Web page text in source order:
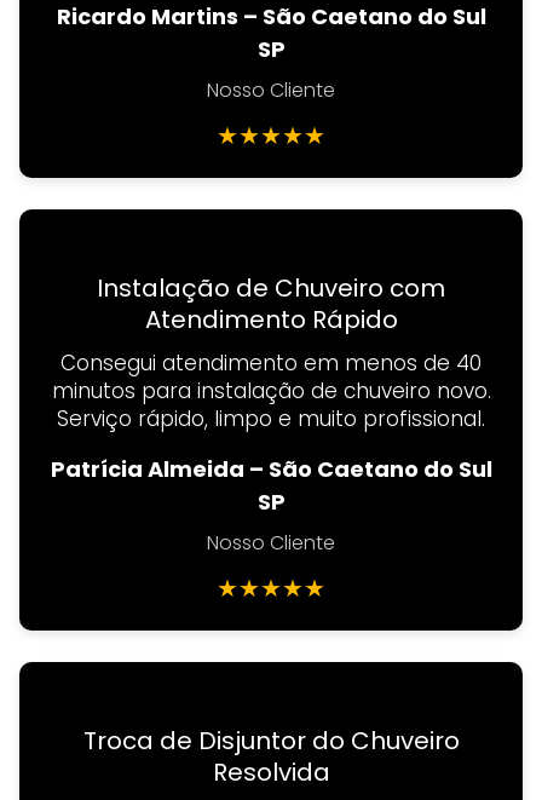
Ricardo Martins – São Caetano do Sul
SP
Nosso Cliente
★★★★★
Instalação de Chuveiro com
Atendimento Rápido
Consegui atendimento em menos de 40
minutos para instalação de chuveiro novo.
Serviço rápido, limpo e muito profissional.
Patrícia Almeida – São Caetano do Sul
SP
Nosso Cliente
★★★★★
Troca de Disjuntor do Chuveiro
Resolvida